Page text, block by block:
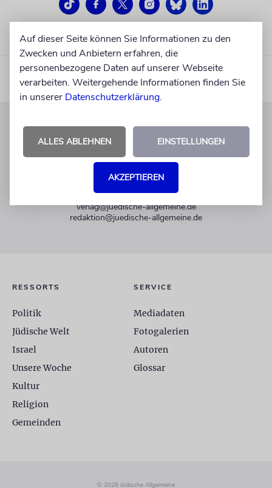
KUNDENSERVICE
+49 30 275833 0
Mo-Do 9-17 Uhr
verlag@juedische-allgemeine.de
redaktion@juedische-allgemeine.de
RESSORTS
Politik
Jüdische Welt
Israel
Unsere Woche
Kultur
Religion
Gemeinden
SERVICE
Mediadaten
Fotogalerien
Autoren
Glossar
© 2026 Jüdische Allgemeine
Auf dieser Seite können Sie Informationen zu den
Zwecken und Anbietern erfahren, die
personenbezogene Daten auf unserer Webseite
verarbeiten. Weitergehende Informationen finden Sie
in unserer Datenschutzerklärung.
ALLES ABLEHNEN EINSTELLUNGEN
AKZEPTIEREN